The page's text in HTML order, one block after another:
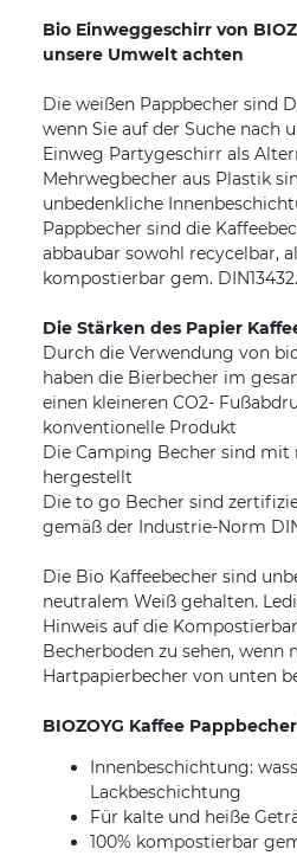
Bio Einweggeschirr von
unsere Umwelt achten
Die weißen Pappbecher sind
wenn Sie auf der Suche nach
Einweg Partygeschirr als
Mehrwegbecher aus Plastik
unbedenkliche
Pappbecher sind die
abbaubar sowohl recycelbar,
kompostierbar gem. DIN13432.
Die Stärken des Papier
Durch die Verwendung von
haben die Bierbecher im
einen kleineren CO2-
konventionelle Produkt
Die Camping Becher sind mit
hergestellt
Die to go Becher sind
gemäß der Industrie-Norm
Die Bio Kaffeebecher sind
neutralem Weiß gehalten.
Hinweis auf die
Becherboden zu sehen, wenn
Hartpapierbecher von unten
BIOZOYG Kaffee
Innenbeschichtung:
Lackbeschichtung
Für kalte und heiße
100% kompostierbar